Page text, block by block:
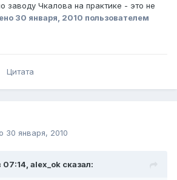
заводу Чкалова на практике - это не
30 января, 2010 пользователем
Цитата
30 января, 2010
alex_ok сказал: